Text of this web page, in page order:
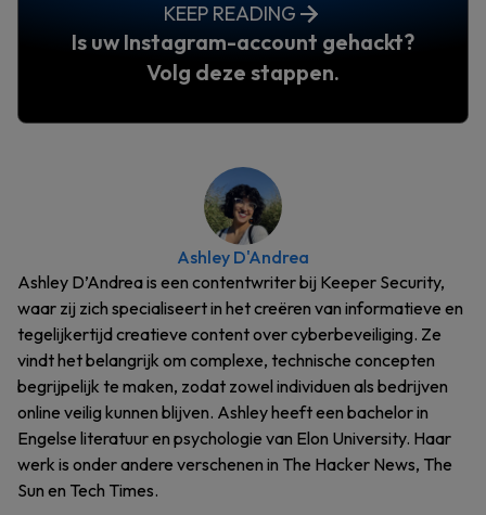
KEEP READING
Is uw Instagram-account gehackt?
Volg deze stappen.
Ashley D'Andrea
Ashley D’Andrea is een contentwriter bij Keeper Security,
waar zij zich specialiseert in het creëren van informatieve en
tegelijkertijd creatieve content over cyberbeveiliging. Ze
vindt het belangrijk om complexe, technische concepten
begrijpelijk te maken, zodat zowel individuen als bedrijven
online veilig kunnen blijven. Ashley heeft een bachelor in
Engelse literatuur en psychologie van Elon University. Haar
werk is onder andere verschenen in The Hacker News, The
Sun en Tech Times.